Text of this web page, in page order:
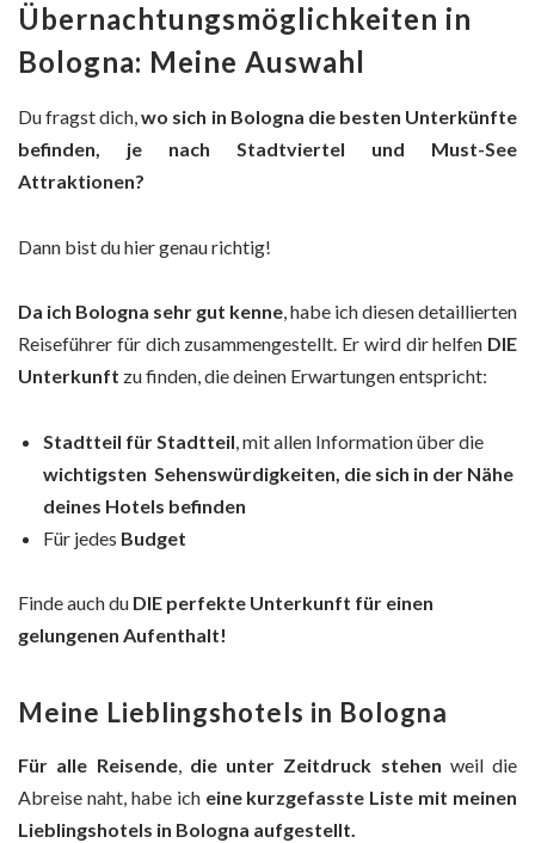
Übernachtungsmöglichkeiten in
Bologna: Meine Auswahl
Du fragst dich,wo sich in Bologna die besten Unterkünfte
befinden, je nach Stadtviertel und Must-See
Attraktionen?
Dann bist du hier genau richtig!
Da ich Bologna sehr gut kenne, habe ich diesen detaillierten
Reiseführer für dich zusammengestellt. Er wird dir helfen DIE
Unterkunft zu finden, die deinen Erwartungen entspricht:
Stadtteil für Stadtteil , mit allen Information über die
wichtigsten Sehenswürdigkeiten, die sich in der Nähe
deines Hotels befinden
Für jedes Budget
Finde auch du DIE perfekte Unterkunft für einen
gelungenen Aufenthalt!
Meine Lieblingshotels in Bologna
Für alle Reisende, die unter Zeitdruck stehen weil die
Abreise naht, habe icheine kurzgefasste Liste mit meinen
Lieblingshotels in Bologna aufgestellt.